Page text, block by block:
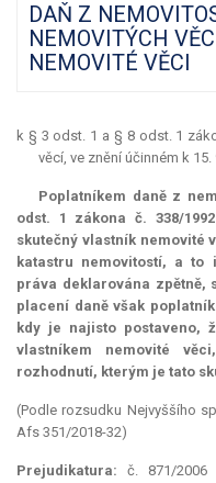
DAŇ Z
NEMOVITÝCH
NEMOVITÉ VĚCI
k § 3 odst. 1 a § 8 odst. 1
věcí, ve znění účinném k 15.
Poplatníkem daně z
odst. 1 zákona č. 338/
skutečný vlastník nemovité
katastru nemovitostí, a to
práva deklarována zpětně,
placení daně však
kdy je najisto postaveno,
vlastníkem nemovité
rozhodnutí, kterým je tato
(Podle rozsudku Nejvyššího
Afs 351/2018-32)
Prejudikatura: č. 871/